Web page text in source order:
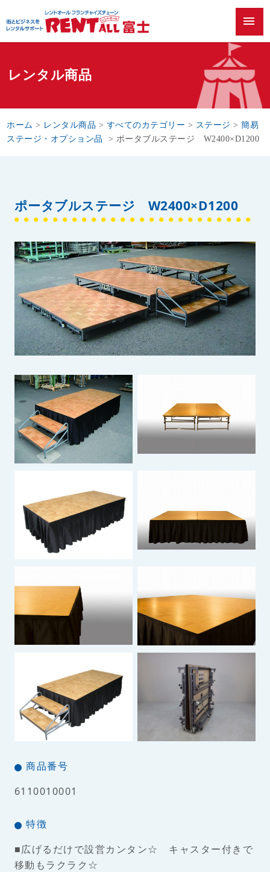
menu
レンタル商品
ホーム > レンタル商品 > すべてのカテゴリー > ステージ >簡易
ステージ・オプション品
> ポータブルステージ W2400×D1200
ポータブルステージ W2400×D1200
商品番号
6110010001
特徴
■広げるだけで設営カンタン☆ キャスター付きで
移動もラクラク☆